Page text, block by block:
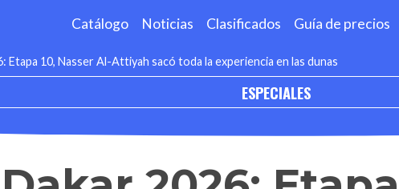
Catálogo Noticias Clasificados Guía de precios
Etapa 10, Nasser Al-Attiyah sacó toda la experiencia en las dunas
ESPECIALES